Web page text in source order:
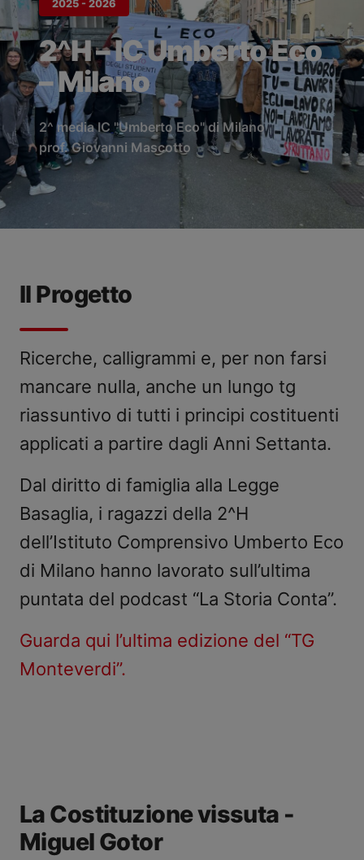
2025 - 2026
2^H – IC Umberto Eco
– Milano
2^ media IC "Umberto Eco" di Milano
prof. Giovanni Mascotto
Il Progetto
Ricerche, calligrammi e, per non farsi
mancare nulla, anche un lungo tg
riassuntivo di tutti i principi costituenti
applicati a partire dagli Anni Settanta.
Dal diritto di famiglia alla Legge
Basaglia, i ragazzi della 2^H
dell’Istituto Comprensivo Umberto Eco
di Milano hanno lavorato sull’ultima
puntata del podcast “La Storia Conta”.
Guarda qui l’ultima edizione del “TG
Monteverdi”.
La Costituzione vissuta -
Miguel Gotor